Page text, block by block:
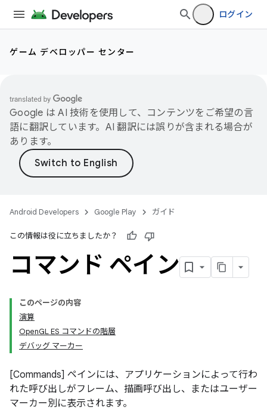
ログイン
ゲーム デベロッパー センター
Google は AI 技術を使用して、コンテンツをご希望の言
語に翻訳しています。AI 翻訳には誤りが含まれる場合が
あります。
Android Developers Google Play ガイド
この情報は役に立ちましたか？
コマンド ペイン
このページの内容
演算
OpenGL ES コマンドの階層
デバッグ マーカー
[Commands] ペインには、アプリケーションによって行わ
れた呼び出しがフレーム、描画呼び出し、またはユーザー
マーカー別に表示されます。